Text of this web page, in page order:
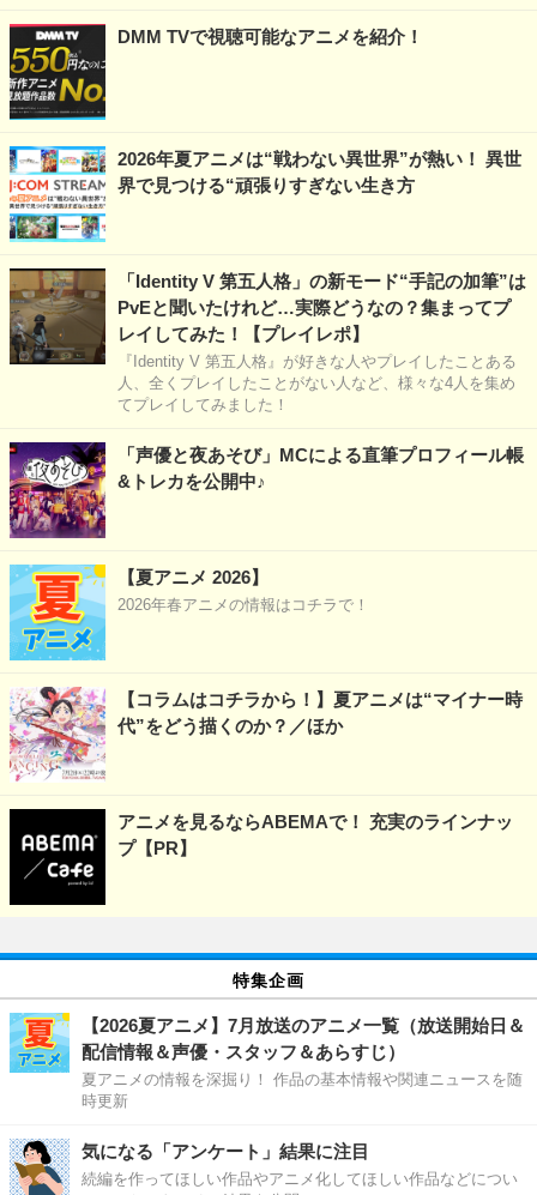
DMM TVで視聴可能なアニメを紹介！
2026年夏アニメは“戦わない異世界”が熱い！ 異世
界で見つける“頑張りすぎない生き方
「Identity V 第五人格」の新モード“手記の加筆”は
PvEと聞いたけれど…実際どうなの？集まってプ
レイしてみた！【プレイレポ】
『Identity V 第五人格』が好きな人やプレイしたことある
人、全くプレイしたことがない人など、様々な4人を集め
てプレイしてみました！
「声優と夜あそび」MCによる直筆プロフィール帳
&トレカを公開中♪
【夏アニメ 2026】
2026年春アニメの情報はコチラで！
【コラムはコチラから！】夏アニメは“マイナー時
代”をどう描くのか？／ほか
アニメを見るならABEMAで！ 充実のラインナッ
プ【PR】
特集企画
【2026夏アニメ】7月放送のアニメ一覧（放送開始日＆
配信情報＆声優・スタッフ＆あらすじ）
夏アニメの情報を深掘り！ 作品の基本情報や関連ニュースを随
時更新
気になる「アンケート」結果に注目
続編を作ってほしい作品やアニメ化してほしい作品などについ